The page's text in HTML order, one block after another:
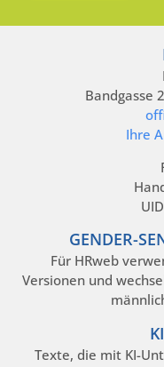
Bandgasse
Ihre
GENDER-
Für HRweb
Versionen und
Texte, die mit KI-